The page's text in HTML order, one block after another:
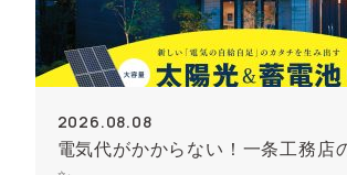
2026.08.08
電気代がかからない！一条工務店